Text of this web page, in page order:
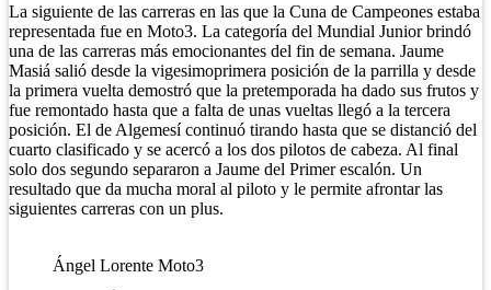
La siguiente de las carreras en las que la Cuna de Campeones estaba
representada fue en Moto3. La categoría del Mundial Junior brindó
una de las carreras más emocionantes del fin de semana. Jaume
Masiá salió desde la vigesimoprimera posición de la parrilla y desde
la primera vuelta demostró que la pretemporada ha dado sus frutos y
fue remontado hasta que a falta de unas vueltas llegó a la tercera
posición. El de Algemesí continuó tirando hasta que se distanció del
cuarto clasificado y se acercó a los dos pilotos de cabeza. Al final
solo dos segundo separaron a Jaume del Primer escalón. Un
resultado que da mucha moral al piloto y le permite afrontar las
siguientes carreras con un plus.
Ángel Lorente Moto3